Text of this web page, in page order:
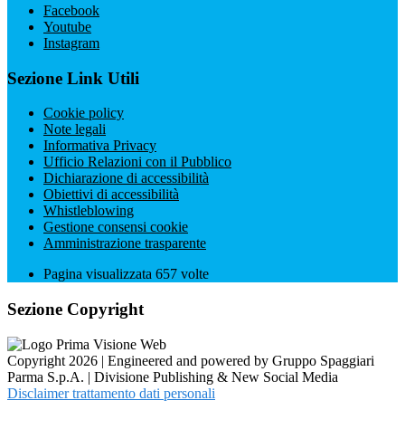
Facebook
Youtube
Instagram
Sezione Link Utili
Cookie policy
Note legali
Informativa Privacy
Ufficio Relazioni con il Pubblico
Dichiarazione di accessibilità
Obiettivi di accessibilità
Whistleblowing
Gestione consensi cookie
Amministrazione trasparente
Pagina visualizzata 657 volte
Sezione Copyright
Copyright 2026 | Engineered and powered by Gruppo Spaggiari
Parma S.p.A. | Divisione Publishing & New Social Media
Disclaimer trattamento dati personali